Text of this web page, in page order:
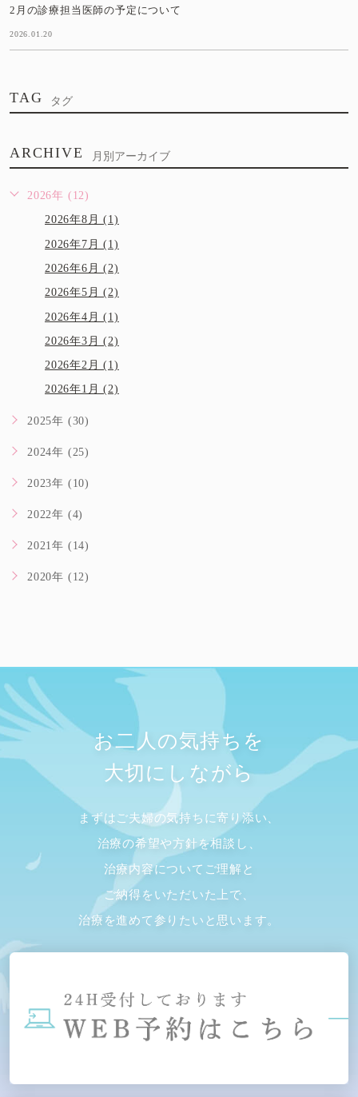
2月の診療担当医師の予定について
2026.01.20
TAG タグ
ARCHIVE 月別アーカイブ
2026年 (12)
2026年8月 (1)
2026年7月 (1)
2026年6月 (2)
2026年5月 (2)
2026年4月 (1)
2026年3月 (2)
2026年2月 (1)
2026年1月 (2)
2025年 (30)
2024年 (25)
2023年 (10)
2022年 (4)
2021年 (14)
2020年 (12)
お二人の気持ちを
大切にしながら
まずはご夫婦の気持ちに寄り添い、
治療の希望や方針を相談し、
治療内容についてご理解と
ご納得をいただいた上で、
治療を進めて参りたいと思います。